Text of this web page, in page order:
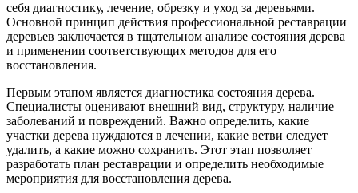
себя диагностику, лечение, обрезку и уход за деревьями.
Основной принцип действия профессиональной реставрации
деревьев заключается в тщательном анализе состояния дерева
и применении соответствующих методов для его
восстановления.
Первым этапом является диагностика состояния дерева.
Специалисты оценивают внешний вид, структуру, наличие
заболеваний и повреждений. Важно определить, какие
участки дерева нуждаются в лечении, какие ветви следует
удалить, а какие можно сохранить. Этот этап позволяет
разработать план реставрации и определить необходимые
мероприятия для восстановления дерева.